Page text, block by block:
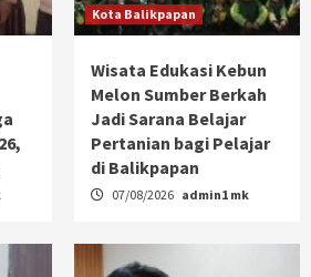
Kota Balikpapan
Wisata Edukasi Kebun
Melon Sumber Berkah
Jadi Sarana Belajar
Pertanian bagi Pelajar
di Balikpapan
07/08/2026 admin1 mk